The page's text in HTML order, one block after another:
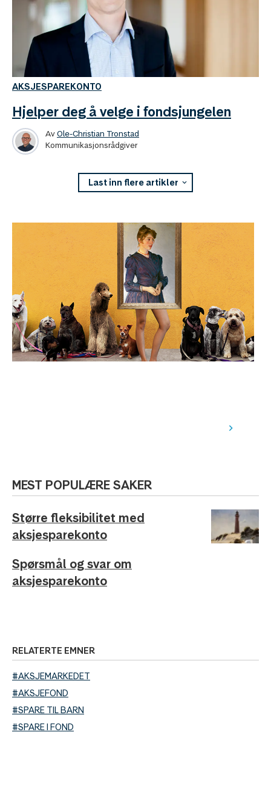
AKSJESPAREKONTO
Hjelper deg å velge i fondsjungelen
AvOle-Christian Tronstad
Kommunikasjonsrådgiver
Last inn flere artikler
MEST POPULÆRE SAKER
Større fleksibilitet med
aksjesparekonto
Spørsmål og svar om
aksjesparekonto
RELATERTE EMNER
#AKSJEMARKEDET
#AKSJEFOND
#SPARE TIL BARN
#SPARE I FOND